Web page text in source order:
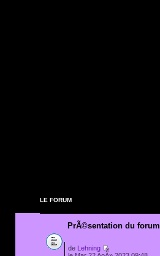
LE FORUM
PrÃ©sentation du forum
de
Lehning